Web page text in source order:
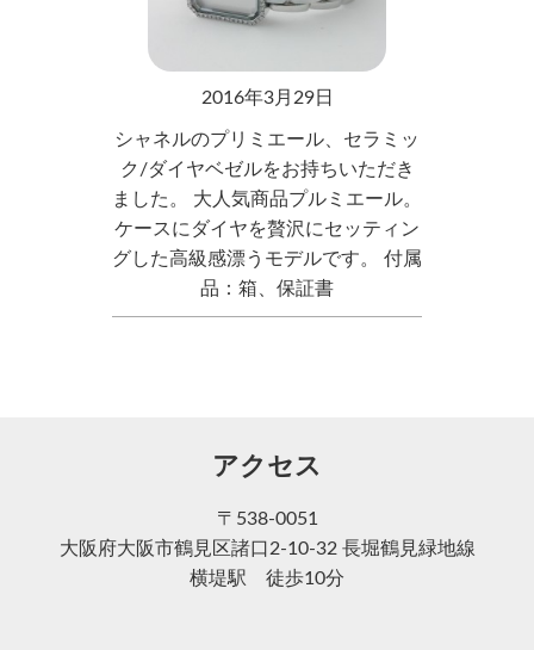
2016年3月29日
シャネルのプリミエール、セラミッ
ク/ダイヤベゼルをお持ちいただき
ました。 大人気商品プルミエール。
ケースにダイヤを贅沢にセッティン
グした高級感漂うモデルです。 付属
品：箱、保証書
アクセス
〒538-0051
大阪府大阪市鶴見区諸口2-10-32 長堀鶴見緑地線
横堤駅 徒歩10分